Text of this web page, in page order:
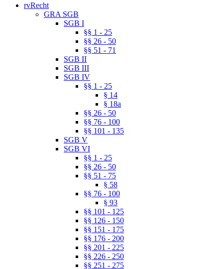
rvRecht
GRA SGB
SGB I
§§ 1 - 25
§§ 26 - 50
§§ 51 - 71
SGB II
SGB III
SGB IV
§§ 1 - 25
§ 14
§ 18a
§§ 26 - 50
§§ 76 - 100
§§ 101 - 135
SGB V
SGB VI
§§ 1 - 25
§§ 26 - 50
§§ 51 - 75
§ 58
§§ 76 - 100
§ 93
§§ 101 - 125
§§ 126 - 150
§§ 151 - 175
§§ 176 - 200
§§ 201 - 225
§§ 226 - 250
§§ 251 - 275